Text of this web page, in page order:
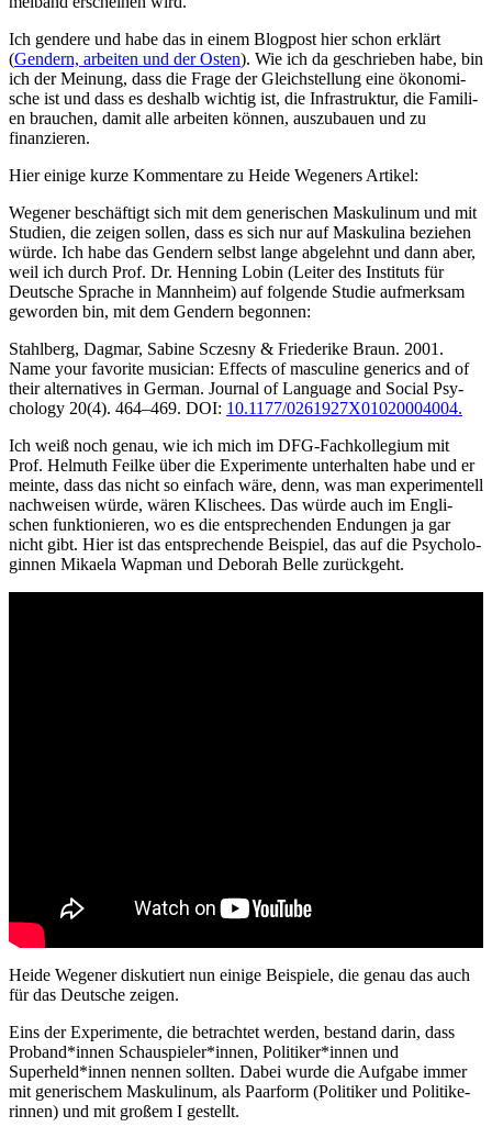
Ich gen­de­re und habe das in einem Blog­post hier schon erklärt
(Gen­dern, arbei­ten und der Osten). Wie ich da geschrie­ben habe, bin
ich der Mei­nung, dass die Fra­ge der Gleich­stel­lung eine öko­no­mi­
sche ist und dass es des­halb wich­tig ist, die Infra­struk­tur, die Fami­li­
en brau­chen, damit alle arbei­ten kön­nen, aus­zu­bau­en und zu
finanzieren.
Hier eini­ge kur­ze Kom­men­ta­re zu Hei­de Wege­ners Artikel:
Wege­ner beschäf­tigt sich mit dem gene­ri­schen Mas­ku­li­num und mit
Stu­di­en, die zei­gen sol­len, dass es sich nur auf Mas­ku­li­na bezie­hen
wür­de. Ich habe das Gen­dern selbst lan­ge abge­lehnt und dann aber,
weil ich durch Prof. Dr. Hen­ning Lobin (Lei­ter des Insti­tuts für
Deut­sche Spra­che in Mann­heim) auf fol­gen­de Stu­die auf­merk­sam
gewor­den bin, mit dem Gen­dern begonnen:
Stahl­berg, Dag­mar, Sabi­ne Sczes­ny & Frie­de­ri­ke Braun. 2001.
Name your favo­ri­te musi­ci­an: Effects of mas­cu­li­ne gene­rics and of
their alter­na­ti­ves in Ger­man. Jour­nal of Lan­guage and Social Psy­
cho­lo­gy 20(4). 464–469. DOI: 10.1177/0261927X01020004004.
Ich weiß noch genau, wie ich mich im DFG-Fach­kol­le­gi­um mit
Prof. Hel­muth Feil­ke über die Expe­ri­men­te unter­hal­ten habe und er
mein­te, dass das nicht so ein­fach wäre, denn, was man expe­ri­men­tell
nach­wei­sen wür­de, wären Kli­schees. Das wür­de auch im Eng­li­
schen funk­tio­nie­ren, wo es die ent­spre­chen­den Endun­gen ja gar
nicht gibt. Hier ist das ent­spre­chen­de Bei­spiel, das auf die Psy­cho­lo­
gin­nen Mikae­la Wap­man und Debo­rah Bel­le zurückgeht.
Hei­de Wege­ner dis­ku­tiert nun eini­ge Bei­spie­le, die genau das auch
für das Deut­sche zeigen.
Eins der Expe­ri­men­te, die betrach­tet wer­den, bestand dar­in, dass
Proband*innen Schauspieler*innen, Politiker*innen und
Superheld*innen nen­nen soll­ten. Dabei wur­de die Auf­ga­be immer
mit gene­ri­schem Mas­ku­li­num, als Paar­form (Poli­ti­ker und Poli­ti­ke­
rin­nen) und mit gro­ßem I gestellt.